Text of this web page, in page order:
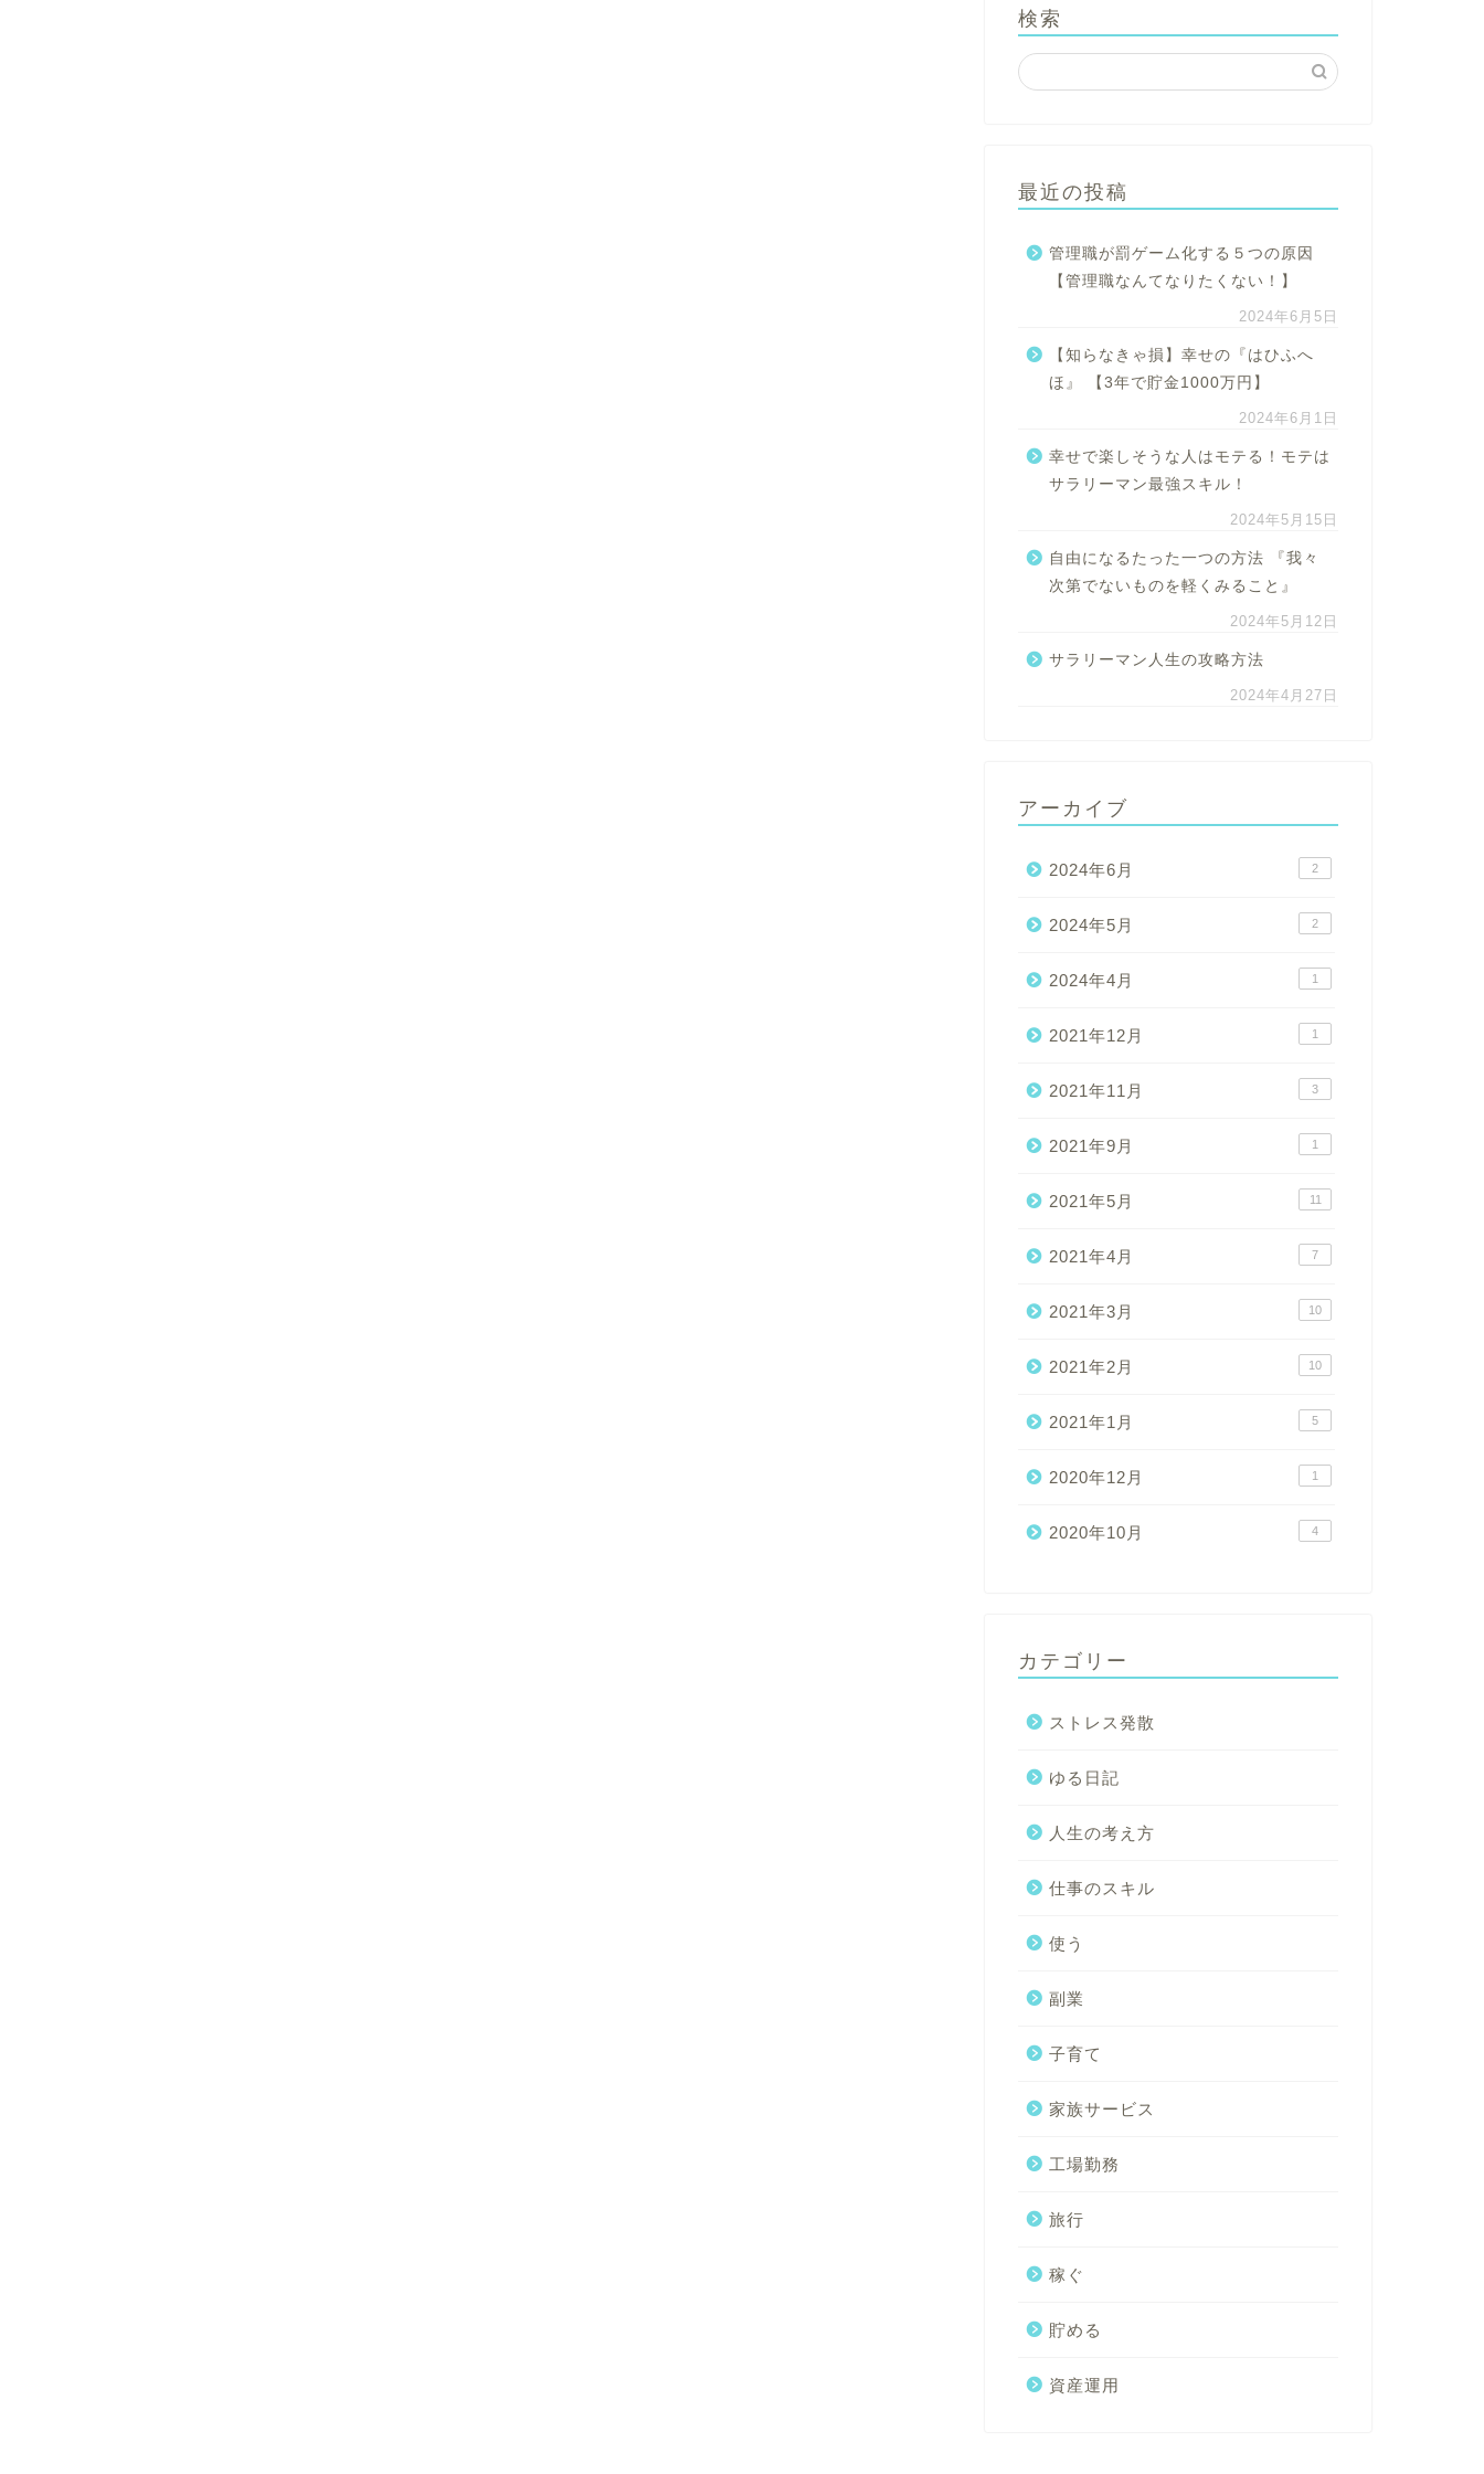
検索
最近の投稿
管理職が罰ゲーム化する５つの原因
【管理職なんてなりたくない！】
2024年6月5日
【知らなきゃ損】幸せの『はひふへ
ほ』 【3年で貯金1000万円】
2024年6月1日
幸せで楽しそうな人はモテる！モテは
サラリーマン最強スキル！
2024年5月15日
自由になるたった一つの方法 『我々
次第でないものを軽くみること』
2024年5月12日
サラリーマン人生の攻略方法
2024年4月27日
アーカイブ
2024年6月 2
2024年5月 2
2024年4月 1
2021年12月 1
2021年11月 3
2021年9月 1
2021年5月 11
2021年4月 7
2021年3月 10
2021年2月 10
2021年1月 5
2020年12月 1
2020年10月 4
カテゴリー
ストレス発散
ゆる日記
人生の考え方
仕事のスキル
使う
副業
子育て
家族サービス
工場勤務
旅行
稼ぐ
貯める
資産運用